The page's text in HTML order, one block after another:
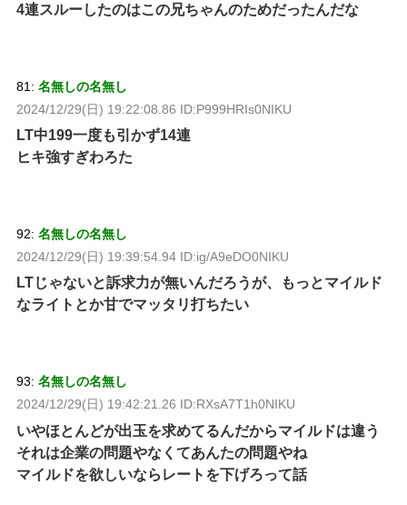
4連スルーしたのはこの兄ちゃんのためだったんだな
81: 名無しの名無し
2024/12/29(日) 19:22:08.86 ID:P999HRIs0NIKU
LT中199一度も引かず14連
ヒキ強すぎわろた
92: 名無しの名無し
2024/12/29(日) 19:39:54.94 ID:ig/A9eDO0NIKU
LTじゃないと訴求力が無いんだろうが、もっとマイルド
なライトとか甘でマッタリ打ちたい
93: 名無しの名無し
2024/12/29(日) 19:42:21.26 ID:RXsA7T1h0NIKU
いやほとんどが出玉を求めてるんだからマイルドは違う
それは企業の問題やなくてあんたの問題やね
マイルドを欲しいならレートを下げろって話